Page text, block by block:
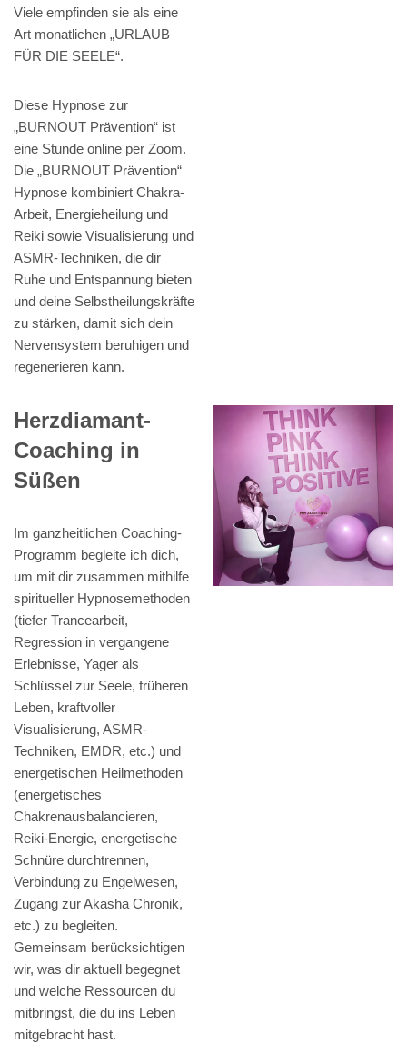
Viele empfinden sie als eine
Art monatlichen „URLAUB
FÜR DIE SEELE“.
Diese Hypnose zur
„BURNOUT Prävention“ ist
eine Stunde online per Zoom.
Die „BURNOUT Prävention“
Hypnose kombiniert Chakra-
Arbeit, Energieheilung und
Reiki sowie Visualisierung und
ASMR-Techniken, die dir
Ruhe und Entspannung bieten
und deine Selbstheilungskräfte
zu stärken, damit sich dein
Nervensystem beruhigen und
regenerieren kann.
Herzdiamant-
Coaching in
Süßen
Im ganzheitlichen Coaching-
Programm begleite ich dich,
um mit dir zusammen mithilfe
spiritueller Hypnosemethoden
(tiefer Trancearbeit,
Regression in vergangene
Erlebnisse, Yager als
Schlüssel zur Seele, früheren
Leben, kraftvoller
Visualisierung, ASMR-
Techniken, EMDR, etc.) und
energetischen Heilmethoden
(energetisches
Chakrenausbalancieren,
Reiki-Energie, energetische
Schnüre durchtrennen,
Verbindung zu Engelwesen,
Zugang zur Akasha Chronik,
etc.) zu begleiten.
Gemeinsam berücksichtigen
wir, was dir aktuell begegnet
und welche Ressourcen du
mitbringst, die du ins Leben
mitgebracht hast.